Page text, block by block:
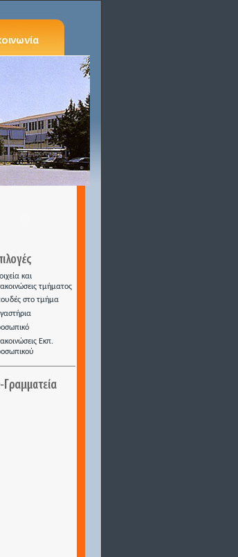
και
τμήματος
στο τμήμα
Εκπ.